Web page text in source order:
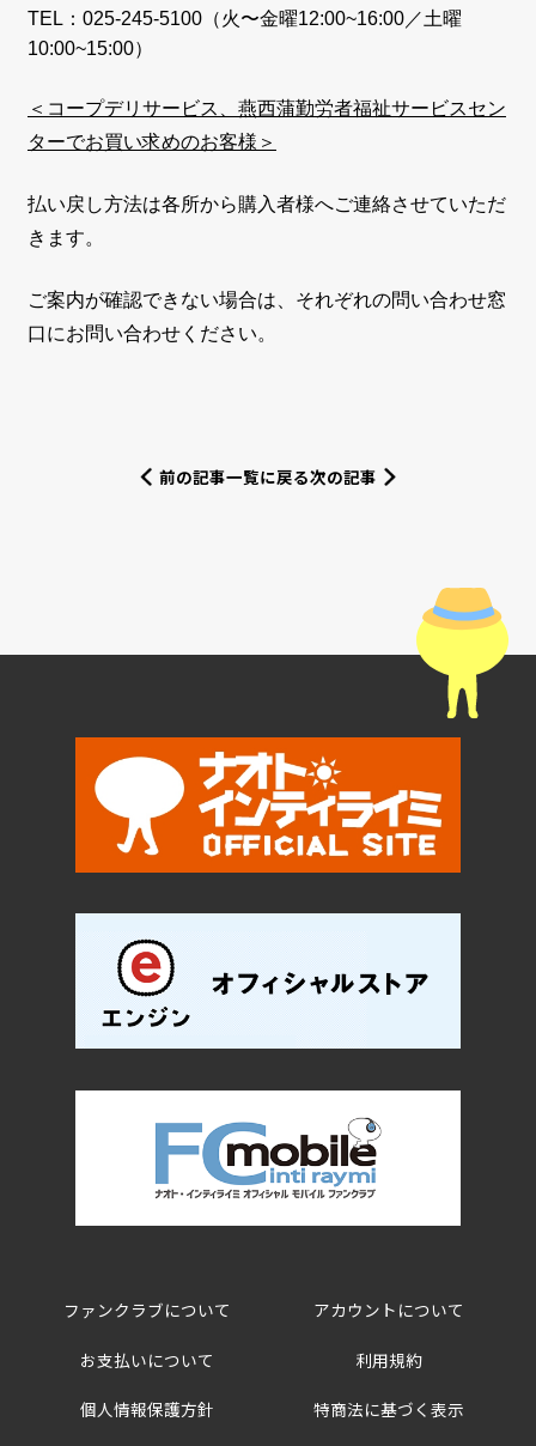
TEL：025-245-5100（火〜金曜12:00~16:00／土曜
10:00~15:00）
＜コープデリサービス、燕西蒲勤労者福祉サービスセン
ターでお買い求めのお客様＞
払い戻し方法は各所から購入者様へご連絡させていただ
きます。
ご案内が確認できない場合は、それぞれの問い合わせ窓
口にお問い合わせください。
前の記事一覧に戻る次の記事
ファンクラブについて アカウントについて
お支払いについて 利用規約
個人情報保護方針 特商法に基づく表示